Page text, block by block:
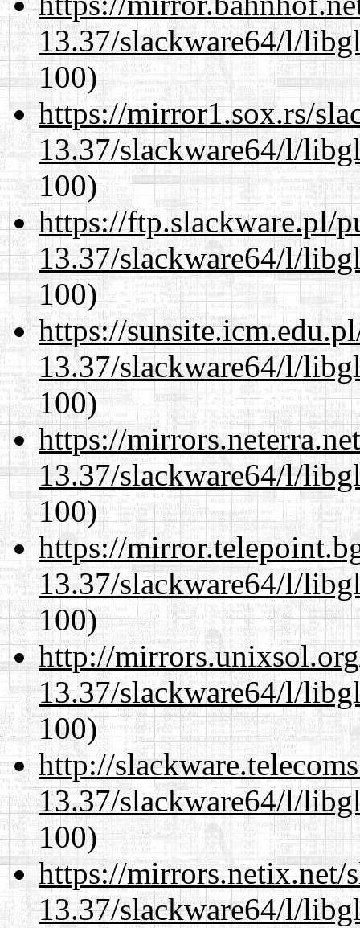
13.37/slackware64/l/
100)
https://mirror1.sox.rs/
13.37/slackware64/l/
100)
https://ftp.slackware.pl/
13.37/slackware64/l/
100)
https://
13.37/slackware64/l/
100)
https://
13.37/slackware64/l/
100)
https://
13.37/slackware64/l/
100)
http://
13.37/slackware64/l/
100)
http://
13.37/slackware64/l/
100)
https://mirrors.netix.net/
13.37/slackware64/l/